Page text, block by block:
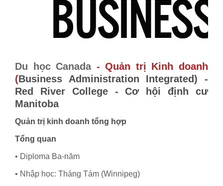
Du học Canada - Quản trị Kinh doanh
(Business Administration Integrated)
-
Red River College - Cơ hội định cư
Manitoba
Quản trị kinh doanh tổng hợp
Tổng quan
• Diploma Ba-năm
• Nhập học: Tháng Tám (Winnipeg)